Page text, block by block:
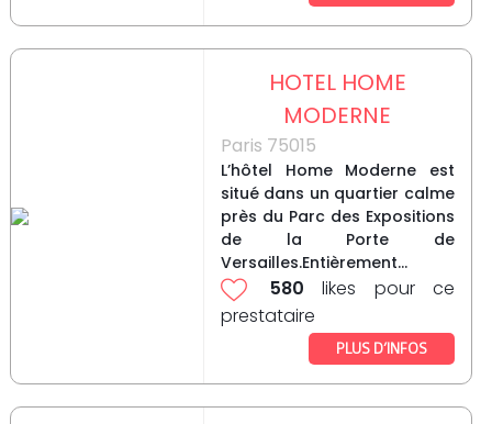
HOTEL HOME
MODERNE
Paris 75015
L’hôtel Home Moderne est
situé dans un quartier calme
près du Parc des Expositions
de la Porte de
Versailles.Entièrement...
580 likes pour ce
prestataire
PLUS D’INFOS